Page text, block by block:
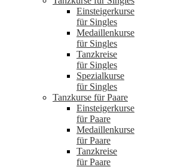
Einsteigerkurse
für Singles
Medaillenkurse
für Singles
Tanzkreise
für Singles
Spezialkurse
für Singles
Tanzkurse für Paare
Einsteigerkurse
für Paare
Medaillenkurse
für Paare
Tanzkreise
für Paare